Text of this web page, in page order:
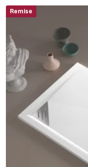
Remise